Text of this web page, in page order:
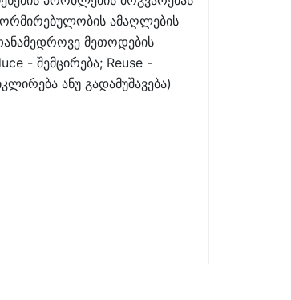
ამაღლების
მეთოდების
- შემცირება; Reuse -
ანუ გადამუშავება)